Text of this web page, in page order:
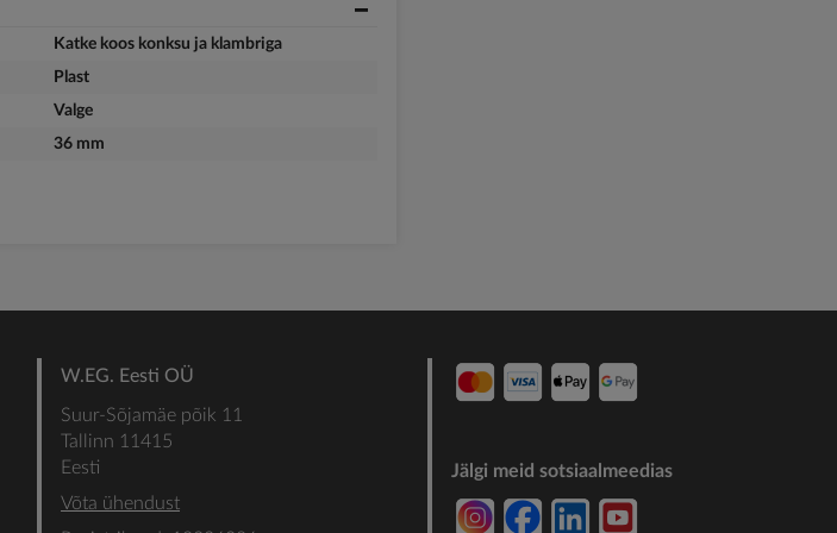
Katke koos konksu ja klambriga
Plast
Valge
36 mm
W.EG. Eesti OÜ
Suur-Sõjamäe põik 11
Tallinn 11415
Eesti
Võta ühendust
Jälgi meid sotsiaalmeedias